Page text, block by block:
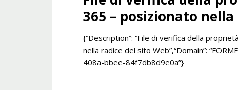
365 – posizionato
{“Description”: “File di verifica della
nella radice del sito Web”,“Domain”:
408a-bbee-84f7db8d9e0a”}